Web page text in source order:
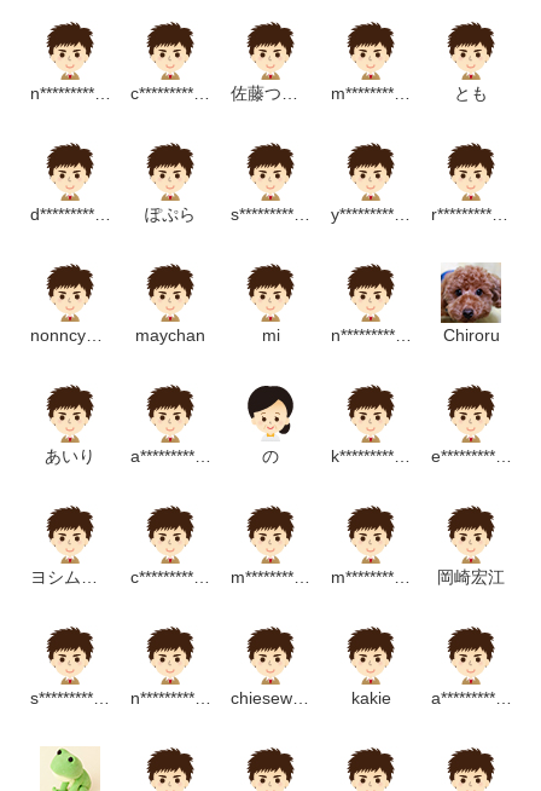
n*******************************p c******************p 佐藤つかさ m***********************p とも
d**************************p ぽぷら s*****************m y*******************m r*****************p
nonncyann maychan mi n****************p Chiroru
あいり a*******************m の k************************m e****************m
ヨシムラアサミ c***************m m*******************m m**********************m 岡崎宏江
s*******************m n******************p chiesewing kakie a*******************m